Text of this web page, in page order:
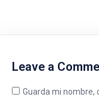
Leave a
Guarda mi nombre,